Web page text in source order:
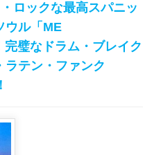
ロックな最高スパニッ
ウル「ME
璧なドラム・ブレイク
ラテン・ファンク